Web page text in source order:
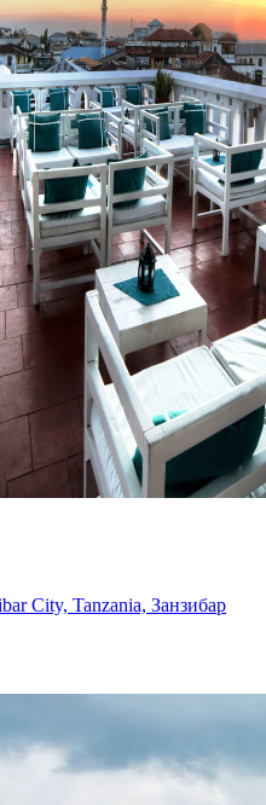
City, Tanzania, Занзибар